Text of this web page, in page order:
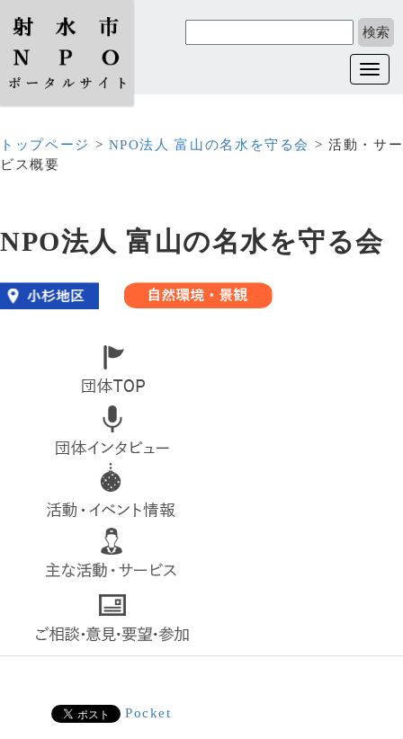
トップページ > NPO法人 富山の名水を守る会 > 活動・サー
ビス概要
NPO法人 富山の名水を守る会
contact
Pocket